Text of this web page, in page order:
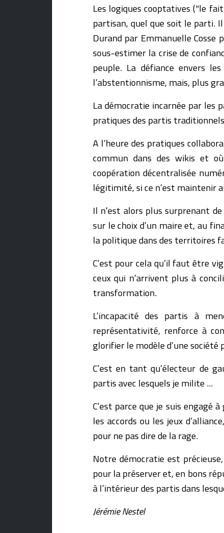
Les logiques cooptatives ("le
partisan, quel que soit le parti.
Durand par Emmanuelle
sous-estimer la crise de
peuple. La défiance envers
l’abstentionnisme, mais, plus
La démocratie incarnée par les
pratiques des partis
A l’heure des pratiques
commun dans des wikis et
coopération décentralisée
légitimité, si ce n’est maintenir
Il n’est alors plus surprenant
sur le choix d’un maire et, au
la politique dans des territoires
C’est pour cela qu’il faut être
ceux qui n’arrivent plus à
transformation.
L’incapacité des partis à
représentativité, renforce à
glorifier le modèle d’une société
C’est en tant qu’électeur de
partis avec lesquels je milite ...
C’est parce que je suis engagé
les accords ou les jeux
pour ne pas dire de la rage.
Notre démocratie est
pour la préserver et, en bons
à l’intérieur des partis dans
Jérémie Nestel